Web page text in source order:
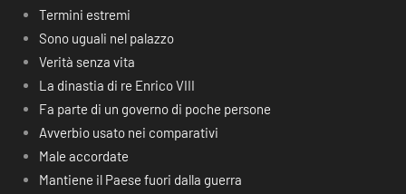
Termini estremi
Sono uguali nel palazzo
Verità senza vita
La dinastia di re Enrico VIII
Fa parte di un governo di poche persone
Avverbio usato nei comparativi
Male accordate
Mantiene il Paese fuori dalla guerra